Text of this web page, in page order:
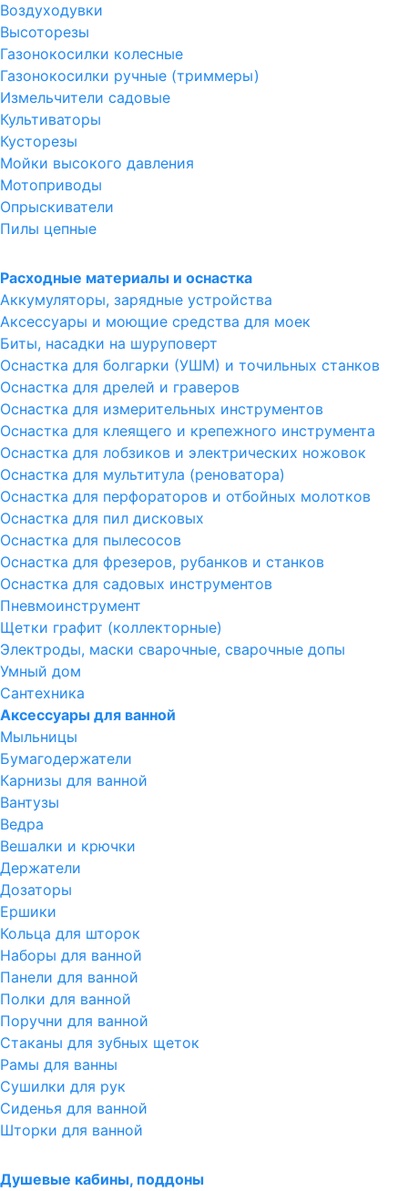
Воздуходувки
Высоторезы
Газонокосилки колесные
Газонокосилки ручные (триммеры)
Измельчители садовые
Культиваторы
Кусторезы
Мойки высокого давления
Мотоприводы
Опрыскиватели
Пилы цепные
Расходные материалы и оснастка
Аккумуляторы, зарядные устройства
Аксессуары и моющие средства для моек
Биты, насадки на шуруповерт
Оснастка для болгарки (УШМ) и точильных станков
Оснастка для дрелей и граверов
Оснастка для измерительных инструментов
Оснастка для клеящего и крепежного инструмента
Оснастка для лобзиков и электрических ножовок
Оснастка для мультитула (реноватора)
Оснастка для перфораторов и отбойных молотков
Оснастка для пил дисковых
Оснастка для пылесосов
Оснастка для фрезеров, рубанков и станков
Оснастка для садовых инструментов
Пневмоинструмент
Щетки графит (коллекторные)
Электроды, маски сварочные, сварочные допы
Умный дом
Сантехника
Аксессуары для ванной
Мыльницы
Бумагодержатели
Карнизы для ванной
Вантузы
Ведра
Вешалки и крючки
Держатели
Дозаторы
Ершики
Кольца для шторок
Наборы для ванной
Панели для ванной
Полки для ванной
Поручни для ванной
Стаканы для зубных щеток
Рамы для ванны
Сушилки для рук
Сиденья для ванной
Шторки для ванной
Душевые кабины, поддоны